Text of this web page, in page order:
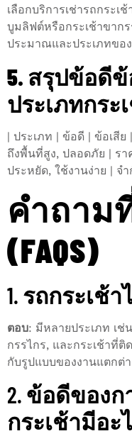
เลือกบริการเช่ารถกระเ
บูมลิฟต์หรือกระเช้าขาก
ประมาณและประเภทขอ
5. สรุปข้อดี
ประเภทกระ
| ประเภท | ข้อดี | ข้อเสี
ถึงพื้นที่สูง, ปลอดภัย | รา
ประหยัด, ใช้งานง่าย | จ
คำถาม
(FAQS)
1. รถกระเช้
ตอบ: มีหลายประเภท เช่
กรรไกร, และกระเช้าที่ติ
กับรูปแบบของงานแตกต่
2. ข้อดีของก
กระเช้ามีอะ